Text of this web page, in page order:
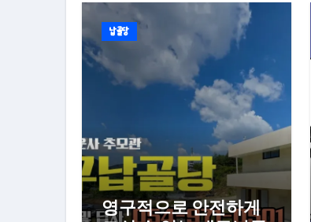
납골당
영구적으로 안전하게